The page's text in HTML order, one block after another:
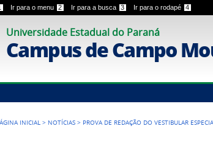
Ir para o menu 2 Ir para a busca 3 Ir para o rodapé 4
Universidade Estadual do Paraná
Campus de Campo
INICIAL > NOTÍCIAS > PROVA DE REDAÇÃO DO VESTIBULAR